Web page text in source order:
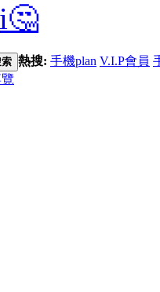
熱搜: 手機plan V.I.P會員